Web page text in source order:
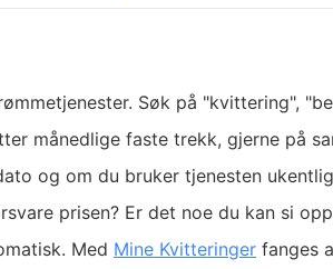
Søk på "kvittering",
månedlige faste trekk, gjerne på
og om du bruker tjenesten
prisen? Er det noe du kan si
Med Mine Kvitteringer fanges